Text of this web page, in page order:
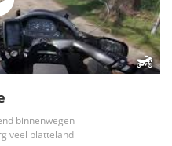
binnenwegen
veel platteland